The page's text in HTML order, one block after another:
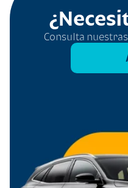
Consulta